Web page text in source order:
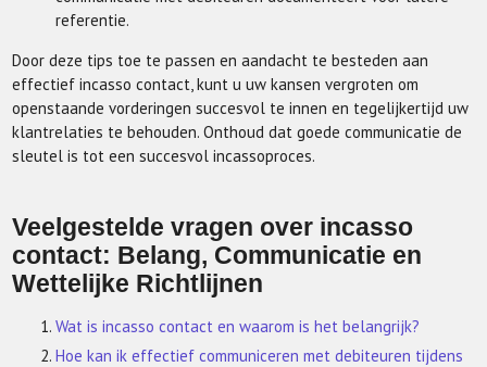
referentie.
Door deze tips toe te passen en aandacht te besteden aan
effectief incasso contact, kunt u uw kansen vergroten om
openstaande vorderingen succesvol te innen en tegelijkertijd uw
klantrelaties te behouden. Onthoud dat goede communicatie de
sleutel is tot een succesvol incassoproces.
Veelgestelde vragen over incasso
contact: Belang, Communicatie en
Wettelijke Richtlijnen
Wat is incasso contact en waarom is het belangrijk?
Hoe kan ik effectief communiceren met debiteuren tijdens